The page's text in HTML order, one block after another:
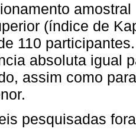
(índice de
110
absoluta igual
assim como
pesquisadas